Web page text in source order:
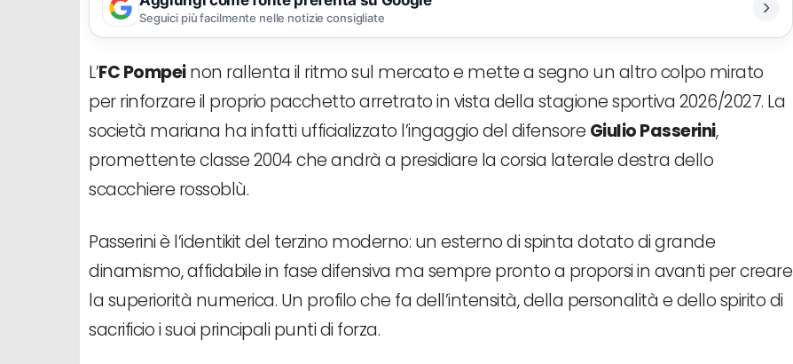
Seguici più facilmente nelle notizie consigliate
L’FC Pompeinon rallenta il ritmo sul mercato e mette a segno un altro colpo mirato
per rinforzare il proprio pacchetto arretrato in vista della stagione sportiva 2026/2027. La
società mariana ha infatti ufficializzato l’ingaggio del difensore Giulio Passerini,
promettente classe 2004 che andrà a presidiare la corsia laterale destra dello
scacchiere rossoblù.
Passerini è l’identikit del terzino moderno: un esterno di spinta dotato di grande
dinamismo, affidabile in fase difensiva ma sempre pronto a proporsi in avanti per creare
la superiorità numerica. Un profilo che fa dell’intensità, della personalità e dello spirito di
sacrificio i suoi principali punti di forza.